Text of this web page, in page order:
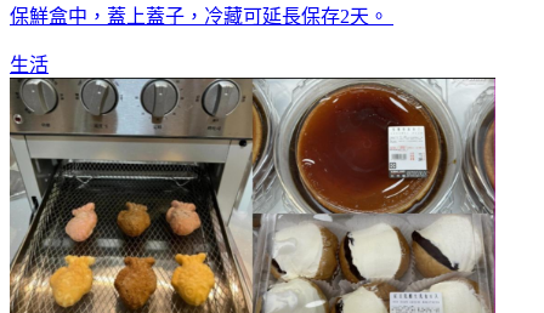
保鮮盒中，蓋上蓋子，冷藏可延長保存2天。
生活